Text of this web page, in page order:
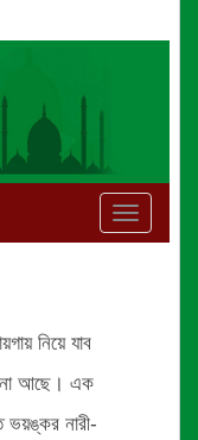
Toggle
নিয়ে যাব
আছে। এক
ভয়ঙ্কর নারী-